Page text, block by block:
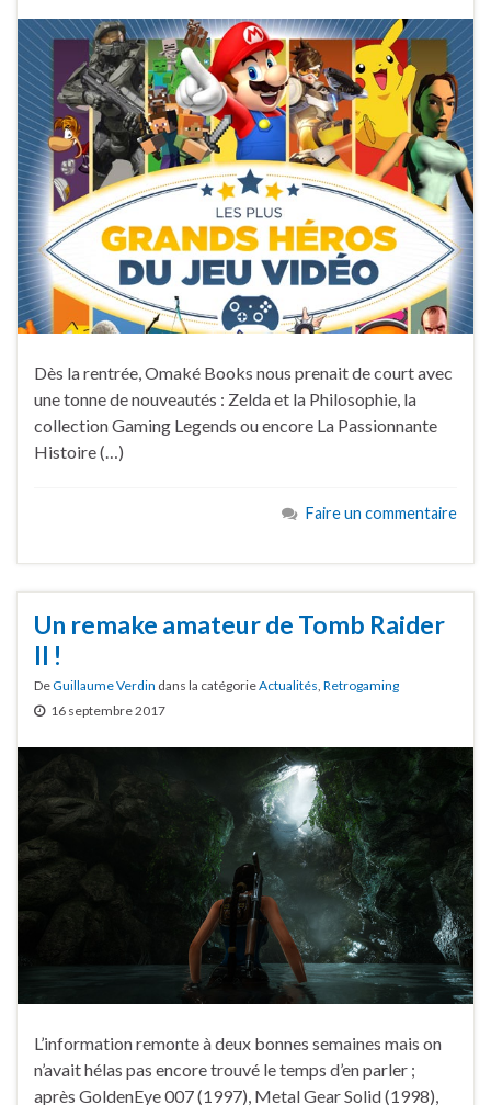
Dès la rentrée, Omaké Books nous prenait de court avec
une tonne de nouveautés : Zelda et la Philosophie, la
collection Gaming Legends ou encore La Passionnante
Histoire (…)
Faire un commentaire
Un remake amateur de Tomb Raider
II !
DeGuillaume Verdin dans la catégorieActualités Retrogaming
16 septembre 2017
L’information remonte à deux bonnes semaines mais on
n’avait hélas pas encore trouvé le temps d’en parler ;
après GoldenEye 007 (1997), Metal Gear Solid (1998),